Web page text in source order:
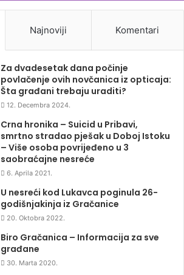
Najnoviji Komentari
Za dvadesetak dana počinje
povlačenje ovih novčanica iz opticaja:
Šta građani trebaju uraditi?
12. Decembra 2024.
Crna hronika – Suicid u Pribavi,
smrtno stradao pješak u Doboj Istoku
– Više osoba povrijeđeno u 3
saobraćajne nesreće
6. Aprila 2021.
U nesreći kod Lukavca poginula 26-
godišnjakinja iz Gračanice
20. Oktobra 2022.
Biro Gračanica – Informacija za sve
građane
30. Marta 2020.